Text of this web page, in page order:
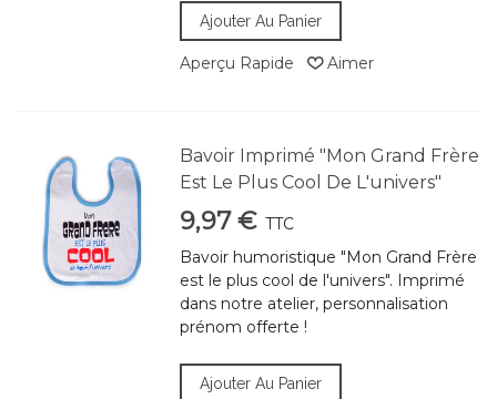
Ajouter Au Panier
Aperçu Rapide Aimer
Bavoir Imprimé "Mon Grand Frère
Est Le Plus Cool De L'univers"
9,97 € TTC
Bavoir humoristique "Mon Grand Frère
est le plus cool de l'univers". Imprimé
dans notre atelier, personnalisation
prénom offerte !
Ajouter Au Panier